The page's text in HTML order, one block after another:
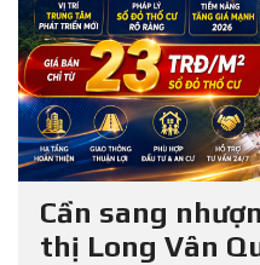
Cần sang
thị Long Vân